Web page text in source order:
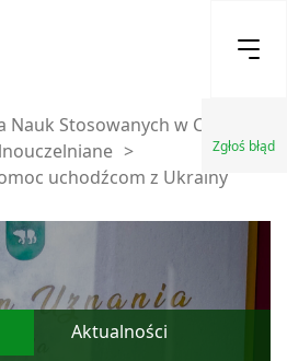
Zgłoś błąd
Stosowanych w Chełmie
>
uchodźcom z Ukrainy
Aktualności